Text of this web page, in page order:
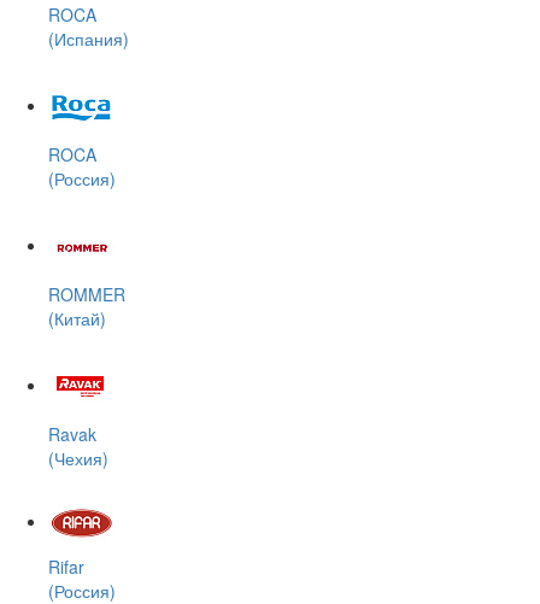
ROCA
(Испания)
ROCA
(Россия)
ROMMER
(Китай)
Ravak
(Чехия)
Rifar
(Россия)